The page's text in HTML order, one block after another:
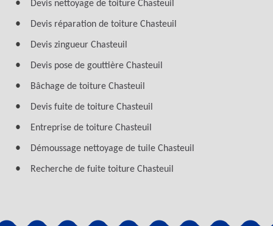
Devis nettoyage de toiture Chasteuil
Devis réparation de toiture Chasteuil
Devis zingueur Chasteuil
Devis pose de gouttière Chasteuil
Bâchage de toiture Chasteuil
Devis fuite de toiture Chasteuil
Entreprise de toiture Chasteuil
Démoussage nettoyage de tuile Chasteuil
Recherche de fuite toiture Chasteuil